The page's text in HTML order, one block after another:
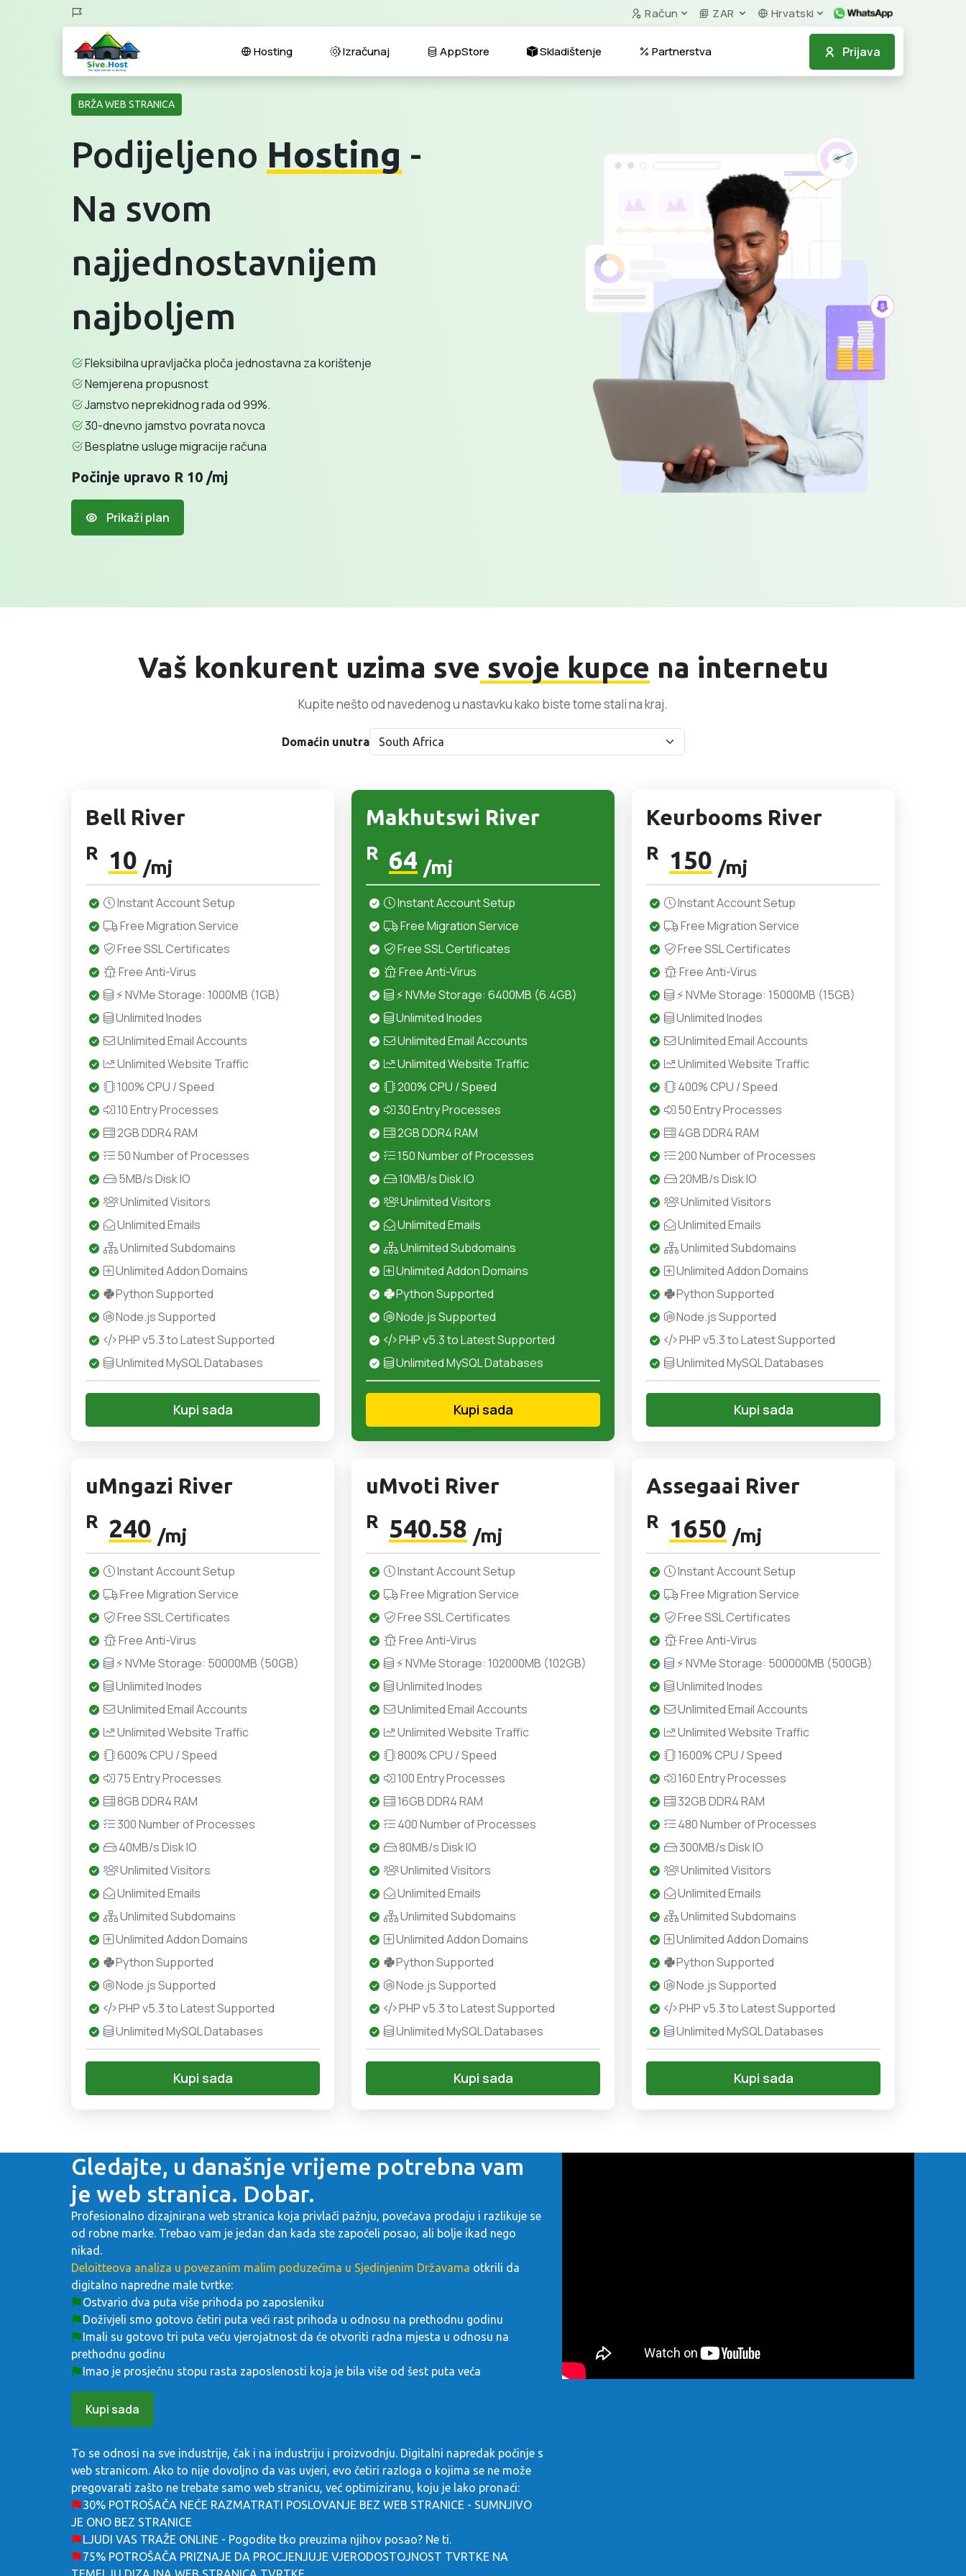
Račun ZAR Hrvatski
Prijava
Hosting Izračunaj AppStore Skladištenje Partnerstva
BRŽA WEB STRANICA
Podijeljeno Hosting -
Na svom
najjednostavnijem
najboljem
Fleksibilna upravljačka ploča jednostavna za korištenje
Nemjerena propusnost
Jamstvo neprekidnog rada od 99%.
30-dnevno jamstvo povrata novca
Besplatne usluge migracije računa
Počinje upravo R 10 /mj
Prikaži plan
Vaš konkurent uzima sve svoje kupce na internetu
Kupite nešto od navedenog u nastavku kako biste tome stali na kraj.
Domaćin unutra
Bell River
R 10 /mj
Instant Account Setup
Free Migration Service
Free SSL Certificates
Free Anti-Virus
⚡ NVMe Storage: 1000MB (1GB)
Unlimited Inodes
Unlimited Email Accounts
Unlimited Website Traffic
100% CPU / Speed
10 Entry Processes
2GB DDR4 RAM
50 Number of Processes
5MB/s Disk IO
Unlimited Visitors
Unlimited Emails
Unlimited Subdomains
Unlimited Addon Domains
Python Supported
Node.js Supported
PHP v5.3 to Latest Supported
Unlimited MySQL Databases
Kupi sada
Makhutswi River
R 64 /mj
Instant Account Setup
Free Migration Service
Free SSL Certificates
Free Anti-Virus
⚡ NVMe Storage: 6400MB (6.4GB)
Unlimited Inodes
Unlimited Email Accounts
Unlimited Website Traffic
200% CPU / Speed
30 Entry Processes
2GB DDR4 RAM
150 Number of Processes
10MB/s Disk IO
Unlimited Visitors
Unlimited Emails
Unlimited Subdomains
Unlimited Addon Domains
Python Supported
Node.js Supported
PHP v5.3 to Latest Supported
Unlimited MySQL Databases
Kupi sada
Keurbooms River
R 150 /mj
Instant Account Setup
Free Migration Service
Free SSL Certificates
Free Anti-Virus
⚡ NVMe Storage: 15000MB (15GB)
Unlimited Inodes
Unlimited Email Accounts
Unlimited Website Traffic
400% CPU / Speed
50 Entry Processes
4GB DDR4 RAM
200 Number of Processes
20MB/s Disk IO
Unlimited Visitors
Unlimited Emails
Unlimited Subdomains
Unlimited Addon Domains
Python Supported
Node.js Supported
PHP v5.3 to Latest Supported
Unlimited MySQL Databases
Kupi sada
uMngazi River
R 240 /mj
Instant Account Setup
Free Migration Service
Free SSL Certificates
Free Anti-Virus
⚡ NVMe Storage: 50000MB (50GB)
Unlimited Inodes
Unlimited Email Accounts
Unlimited Website Traffic
600% CPU / Speed
75 Entry Processes
8GB DDR4 RAM
300 Number of Processes
40MB/s Disk IO
Unlimited Visitors
Unlimited Emails
Unlimited Subdomains
Unlimited Addon Domains
Python Supported
Node.js Supported
PHP v5.3 to Latest Supported
Unlimited MySQL Databases
Kupi sada
uMvoti River
R 540.58 /mj
Instant Account Setup
Free Migration Service
Free SSL Certificates
Free Anti-Virus
⚡ NVMe Storage: 102000MB (102GB)
Unlimited Inodes
Unlimited Email Accounts
Unlimited Website Traffic
800% CPU / Speed
100 Entry Processes
16GB DDR4 RAM
400 Number of Processes
80MB/s Disk IO
Unlimited Visitors
Unlimited Emails
Unlimited Subdomains
Unlimited Addon Domains
Python Supported
Node.js Supported
PHP v5.3 to Latest Supported
Unlimited MySQL Databases
Kupi sada
Assegaai River
R 1650 /mj
Instant Account Setup
Free Migration Service
Free SSL Certificates
Free Anti-Virus
⚡ NVMe Storage: 500000MB (500GB)
Unlimited Inodes
Unlimited Email Accounts
Unlimited Website Traffic
1600% CPU / Speed
160 Entry Processes
32GB DDR4 RAM
480 Number of Processes
300MB/s Disk IO
Unlimited Visitors
Unlimited Emails
Unlimited Subdomains
Unlimited Addon Domains
Python Supported
Node.js Supported
PHP v5.3 to Latest Supported
Unlimited MySQL Databases
Kupi sada
Gledajte, u današnje vrijeme potrebna vam
je web stranica. Dobar.
Profesionalno dizajnirana web stranica koja privlači pažnju, povećava prodaju i razlikuje se
od robne marke. Trebao vam je jedan dan kada ste započeli posao, ali bolje ikad nego
nikad.
Deloitteova analiza u povezanim malim poduzećima u Sjedinjenim Državama otkrili da
digitalno napredne male tvrtke:
Ostvario dva puta više prihoda po zaposleniku
Doživjeli smo gotovo četiri puta veći rast prihoda u odnosu na prethodnu godinu
Imali su gotovo tri puta veću vjerojatnost da će otvoriti radna mjesta u odnosu na
prethodnu godinu
Imao je prosječnu stopu rasta zaposlenosti koja je bila više od šest puta veća
Kupi sada
To se odnosi na sve industrije, čak i na industriju i proizvodnju. Digitalni napredak počinje s
web stranicom. Ako to nije dovoljno da vas uvjeri, evo četiri razloga o kojima se ne može
pregovarati zašto ne trebate samo web stranicu, već optimiziranu, koju je lako pronaći:
30% POTROŠAČA NEĆE RAZMATRATI POSLOVANJE BEZ WEB STRANICE - SUMNJIVO
JE ONO BEZ STRANICE
LJUDI VAS TRAŽE ONLINE - Pogodite tko preuzima njihov posao? Ne ti.
75% POTROŠAČA PRIZNAJE DA PROCJENJUJE VJERODOSTOJNOST TVRTKE NA